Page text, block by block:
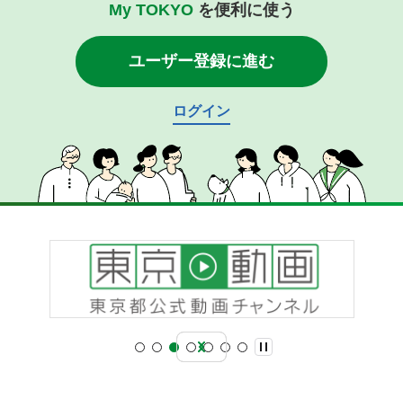
My TOKYOを便利に使う
ユーザー登録に進む
ログイン